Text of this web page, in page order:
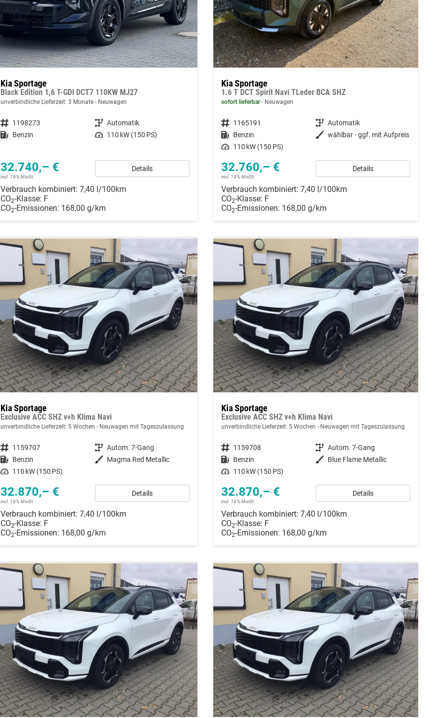
Kia Sportage
Black Edition 1,6 T-GDI DCT7 110KW MJ27
unverbindliche Lieferzeit: 3 Monate Neuwagen
Fahrzeugnummer 1198273 Getriebe Automatik
Kraftstoff Benzin Leistung 110 kW (150 PS)
32.740,– €
incl. 19% MwSt.
Details
Verbrauch kombiniert: 7,40 l/100km
CO2-Klasse: F
CO2-Emissionen: 168,00 g/km
Kia Sportage
1.6 T DCT Spirit Navi TLeder BCA SHZ
sofort lieferbar Neuwagen
Fahrzeugnummer 1165191 Getriebe Automatik
Kraftstoff Benzin Außenfarbe wählbar - ggf. mit Aufpreis
Leistung 110 kW (150 PS)
32.760,– €
incl. 19% MwSt.
Details
Verbrauch kombiniert: 7,40 l/100km
CO2-Klasse: F
CO2-Emissionen: 168,00 g/km
Kia Sportage
Exclusive ACC SHZ v+h Klima Navi
unverbindliche Lieferzeit: 5 Wochen Neuwagen mit Tageszulassung
Fahrzeugnummer 1159707 Getriebe Autom. 7-Gang
Kraftstoff Benzin Außenfarbe Magma Red Metallic
Leistung 110 kW (150 PS)
32.870,– €
incl. 19% MwSt.
Details
Verbrauch kombiniert: 7,40 l/100km
CO2-Klasse: F
CO2-Emissionen: 168,00 g/km
Kia Sportage
Exclusive ACC SHZ v+h Klima Navi
unverbindliche Lieferzeit: 5 Wochen Neuwagen mit Tageszulassung
Fahrzeugnummer 1159708 Getriebe Autom. 7-Gang
Kraftstoff Benzin Außenfarbe Blue Flame Metallic
Leistung 110 kW (150 PS)
32.870,– €
incl. 19% MwSt.
Details
Verbrauch kombiniert: 7,40 l/100km
CO2-Klasse: F
CO2-Emissionen: 168,00 g/km